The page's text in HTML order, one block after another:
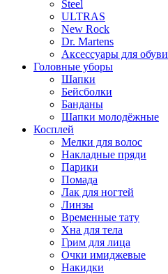
Steel
ULTRAS
New Rock
Dr. Martens
Аксессуары для обуви
Головные уборы
Шапки
Бейсболки
Банданы
Шапки молодёжные
Косплей
Мелки для волос
Накладные пряди
Парики
Помада
Лак для ногтей
Линзы
Временные тату
Хна для тела
Грим для лица
Очки имиджевые
Накидки